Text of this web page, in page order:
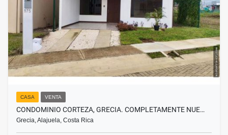
CASA VENTA
CONDOMINIO CORTEZA, GRECIA. COMPLETAMENTE NUE…
Grecia, Alajuela, Costa Rica